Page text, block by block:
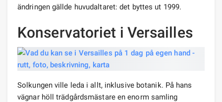
ändringen gällde huvudaltaret: det byttes ut 1999.
Konservatoriet i Versailles
Solkungen ville leda i allt, inklusive botanik. På hans
vägnar höll trädgårdsmästare en enorm samling